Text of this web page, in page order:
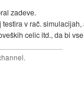
zadeve.
v rač.
celic itd., da bi